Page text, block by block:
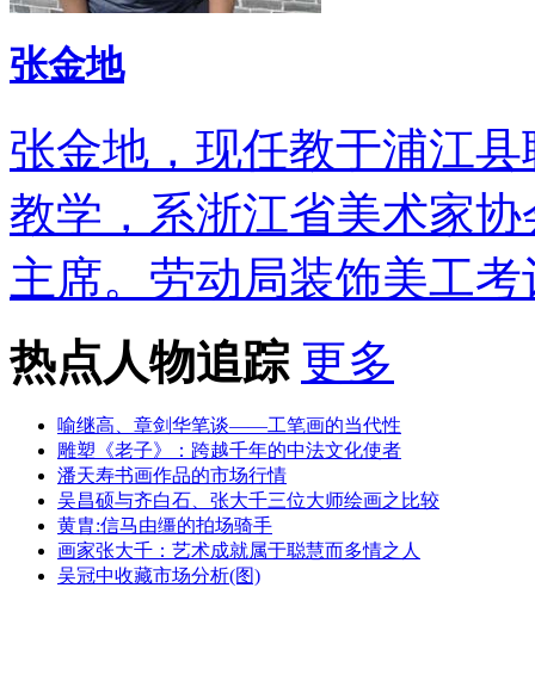
张金地
张金地，现任教于浦江
教学，系浙江省美术家
主席。劳动局装饰美工
热点人物追踪 更多
喻继高、章剑华笔谈——工笔画的当代性
雕塑《老子》：跨越千年的中法文化使者
潘天寿书画作品的市场行情
吴昌硕与齐白石、张大千三位大师绘画之比较
黄胄:信马由缰的拍场骑手
画家张大千：艺术成就属于聪慧而多情之人
吴冠中收藏市场分析(图)